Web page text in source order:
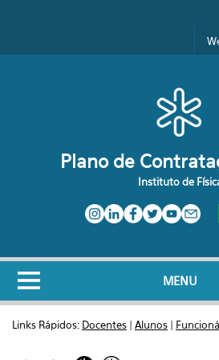
Formulário de
Plano de
Instituto de
MENU
Links Rápidos: Docentes | Alunos |